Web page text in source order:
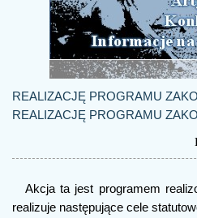
REALIZACJĘ PROGRAMU
REALIZACJĘ PROGRAMU
Akcja ta jest programem
realizuje następujące cele